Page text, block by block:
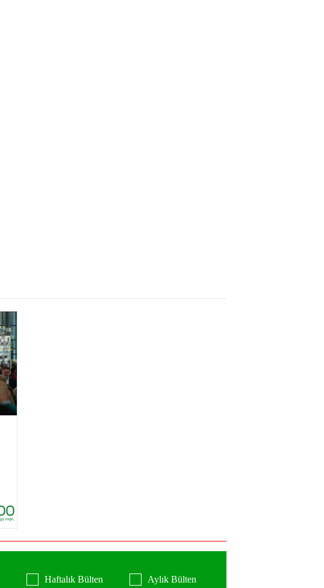
Haftalık Bülten Aylık Bülten